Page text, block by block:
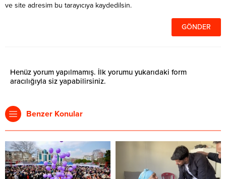
ve site adresim bu tarayıcıya kaydedilsin.
Henüz yorum yapılmamış. İlk yorumu yukarıdaki form
aracılığıyla siz yapabilirsiniz.
Benzer Konular